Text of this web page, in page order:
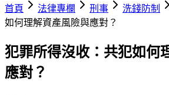
首頁
法律專欄 刑事 洗錢防制
如何理解資產風險與應對？
犯罪所得沒收：共犯如何
應對？